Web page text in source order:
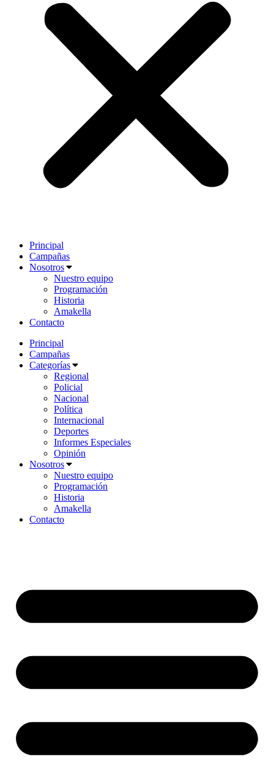
Principal
Campañas
Nosotros
Nuestro equipo
Programación
Historia
Amakella
Contacto
Principal
Campañas
Categorías
Regional
Policial
Nacional
Política
Internacional
Deportes
Informes Especiales
Opinión
Nosotros
Nuestro equipo
Programación
Historia
Amakella
Contacto